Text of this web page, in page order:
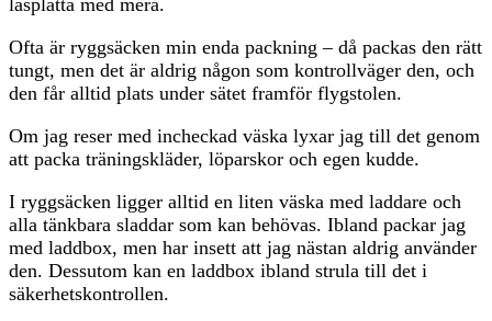
Ofta är ryggsäcken min enda packning – då packas den rätt
tungt, men det är aldrig någon som kontrollväger den, och
den får alltid plats under sätet framför flygstolen.
Om jag reser med incheckad väska lyxar jag till det genom
att packa träningskläder, löparskor och egen kudde.
I ryggsäcken ligger alltid en liten väska med laddare och
alla tänkbara sladdar som kan behövas. Ibland packar jag
med laddbox, men har insett att jag nästan aldrig använder
den. Dessutom kan en laddbox ibland strula till det i
säkerhetskontrollen.